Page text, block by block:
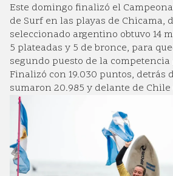
Este domingo finalizó el
de Surf en las playas de Chicama,
seleccionado argentino obtuvo 14
5 plateadas y 5 de bronce, para
segundo puesto de la
Finalizó con 19.030 puntos, detrás
sumaron 20.985 y delante de Chile